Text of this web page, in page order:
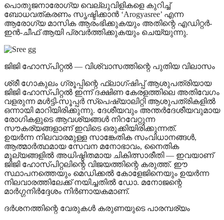
പൊതുജനാരോഗ്യ വെല്ലുവിളികളെ കുറിച്ച്
ബോധവത്കരണം സൃഷ്ടിക്കാൻ ‘Arogyasree’ എന്ന
ആരോഗ്യ മാസിക ആരംഭിക്കുകയും അതിന്റെ എഡിറ്റർ-
ഇൻ-ചീഫ് ആയി പ്രവർത്തിക്കുകയും ചെയ്യുന്നു.
ജിജി ഹോസ്പിറ്റൽ — വിശ്വാസത്തിന്റെ പുതിയ വിലാസം
ശ്രീ ഗോകുലം ഗ്രൂപ്പിന്റെ ഫ്ലാഗ്ഷിപ്പ് ആശുപത്രിയായ
ജിജി ഹോസ്പിറ്റൽ ഇന്ന് ദക്ഷിണ കേരളത്തിലെ അതിവേഗം
വളരുന്ന മൾട്ടി-സൂപ്പർ സ്പെഷ്യാലിറ്റി ആശുപത്രികളിൽ
ഒന്നായി മാറിയിരിക്കുന്നു. ദേശീയവും അന്തർദേശീയവുമായ
രോഗികളുടെ ആവശ്യങ്ങൾ നിറവേറ്റുന്ന
സൗകര്യങ്ങളാണ് ഇവിടെ ഒരുക്കിയിരിക്കുന്നത്.
ഉയർന്ന നിലവാരമുള്ള സാങ്കേതിക സംവിധാനങ്ങൾ,
ആത്മാർത്ഥമായ സേവന മനോഭാവം, നൈതിക
മൂല്യങ്ങളിൽ അധിഷ്ഠിതമായ ചികിത്സാരീതി — ഇവയാണ്
ജിജി ഹോസ്പിറ്റലിന്റെ വിജയത്തിന്റെ കരുത്ത്. ഈ
സ്ഥാപനത്തെയും മെഡിക്കൽ കോളേജിനെയും ഉയർന്ന
നിലവാരത്തിലേക്ക് നയിച്ചതിൽ ഡോ. മനോജന്റെ
മാർഗ്ഗനിർദ്ദേശം നിർണായകമാണ്.
ദർശനത്തിന്റെ വേരുകൾ കരുണയുടെ പാരമ്പര്യം